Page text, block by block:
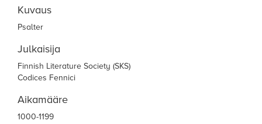
Kuvaus
Psalter
Julkaisija
Finnish Literature Society (SKS)
Codices Fennici
Aikamääre
1000-1199